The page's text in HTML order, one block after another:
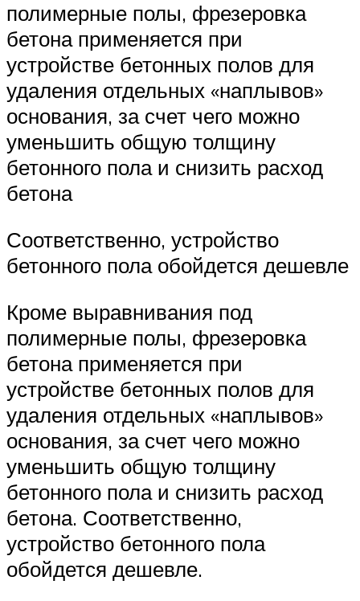
полимерные полы, фрезеровка
бетона применяется при
устройстве бетонных полов для
удаления отдельных «наплывов»
основания, за счет чего можно
уменьшить общую толщину
бетонного пола и снизить расход
бетона
Соответственно, устройство
бетонного пола обойдется дешевле
Кроме выравнивания под
полимерные полы, фрезеровка
бетона применяется при
устройстве бетонных полов для
удаления отдельных «наплывов»
основания, за счет чего можно
уменьшить общую толщину
бетонного пола и снизить расход
бетона. Соответственно,
устройство бетонного пола
обойдется дешевле.